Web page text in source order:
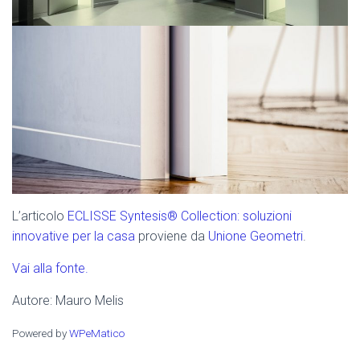
L’articolo ECLISSE Syntesis® Collection: soluzioni
innovative per la casa proviene da Unione Geometri.
Vai alla fonte.
Autore: Mauro Melis
Powered byWPeMatico